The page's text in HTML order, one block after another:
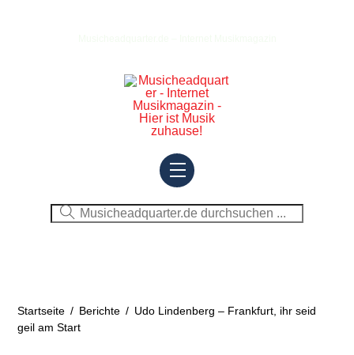
Menu
Startseite / Berichte / Udo Lindenberg – Frankfurt, ihr seid
geil am Start